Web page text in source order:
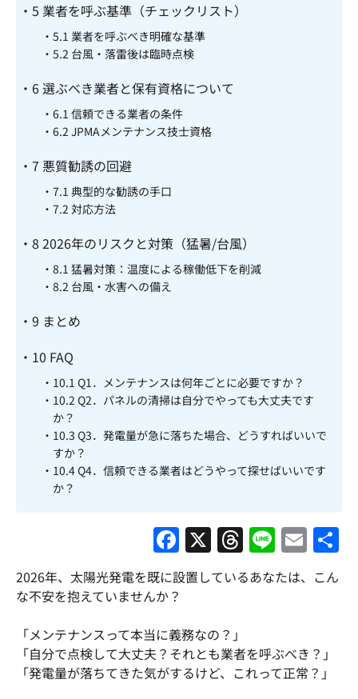
5 業者を呼ぶ基準（チェックリスト）
5.1 業者を呼ぶべき明確な基準
5.2 台風・落雷後は臨時点検
6選ぶべき業者と保有資格について
6.1 信頼できる業者の条件
6.2 JPMAメンテナンス技士資格
7 悪質勧誘の回避
7.1 典型的な勧誘の手口
7.2 対応方法
8 2026年のリスクと対策（猛暑/台風）
8.1 猛暑対策：温度による稼働低下を削減
8.2 台風・水害への備え
9 まとめ
10 FAQ
10.1 Q1．メンテナンスは何年ごとに必要ですか？
10.2 Q2．パネルの清掃は自分でやっても大丈夫です
か？
10.3 Q3．発電量が急に落ちた場合、どうすればいいで
すか？
10.4Q4．信頼できる業者はどうやって探せばいいです
か？
F
a
c
b
o
X T
hr
e
d
s
Li
n
e
E
m
ai
2026年、太陽光発電を既に設置しているあなたは、こん
な不安を抱えていませんか？
「メンテナンスって本当に義務なの？」
「自分で点検して大丈夫？それとも業者を呼ぶべき？」
「発電量が落ちてきた気がするけど、これって正常？」